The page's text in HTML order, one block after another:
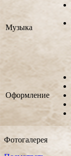
Музыка
Оформление
Фотогалерея